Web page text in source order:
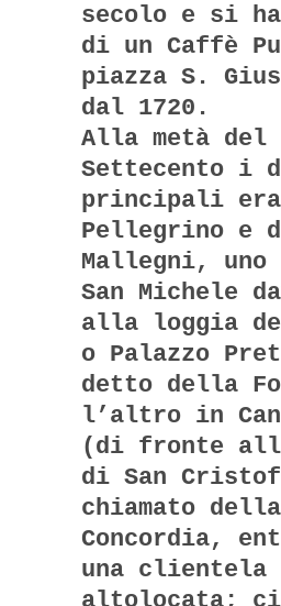
secolo e si
di un Caffè
piazza S.
dal 1720.
Alla metà del
Settecento i
principali
Pellegrino e di
Mallegni, uno
San Michele
alla loggia
o Palazzo
detto della
l’altro in
(di fronte
di San
chiamato della
Concordia,
una clientela